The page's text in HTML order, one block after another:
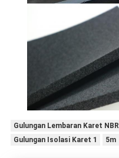
Gulungan Lembaran Karet NBR
Gulungan Isolasi Karet 1
5m